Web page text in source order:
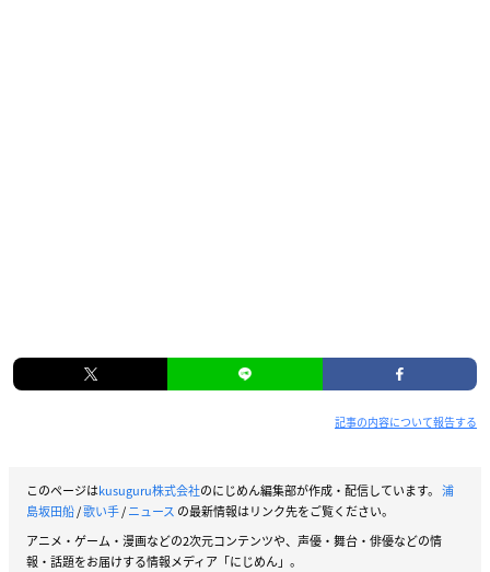
記事の内容について報告する
このページはkusuguru株式会社のにじめん編集部が作成・配信しています。 浦
島坂田船/歌い手/ニュース の最新情報はリンク先をご覧ください。
アニメ・ゲーム・漫画などの2次元コンテンツや、声優・舞台・俳優などの情
報・話題をお届けする情報メディア「にじめん」。